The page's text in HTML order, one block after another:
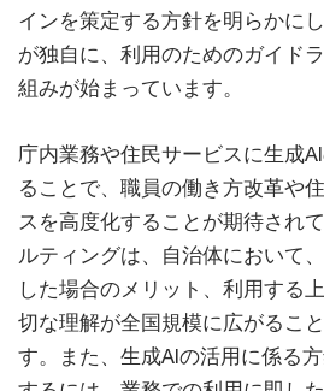
インを策定する方針を明らかに
が独自に、利用のためのガイド
組みが始まっています。
庁内業務や住民サービスに生成
ることで、職員の働き方改革や
スを高度化することが期待され
ルティングは、自治体において
した場合のメリット、利用する
切な理解が全国規模に広がるこ
す。また、生成AIの活用に係る